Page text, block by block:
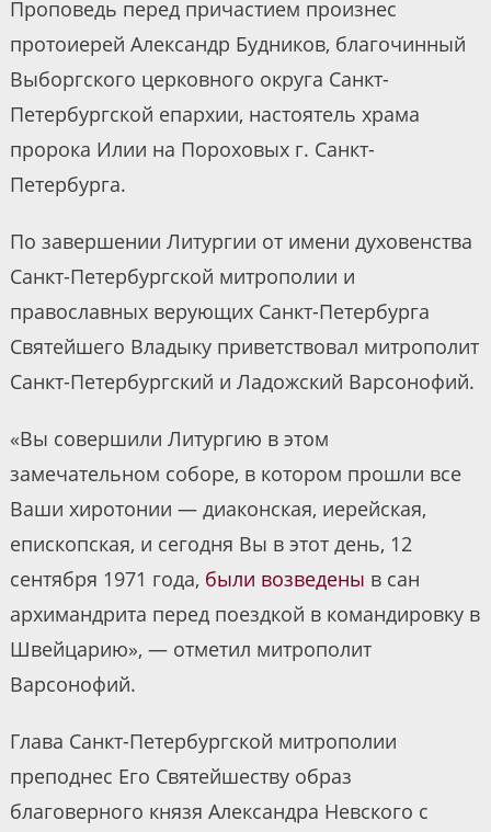
Проповедь перед причастием произнес
протоиерей Александр Будников, благочинный
Выборгского церковного округа Санкт-
Петербургской епархии, настоятель храма
пророка Илии на Пороховых г. Санкт-
Петербурга.
По завершении Литургии от имени духовенства
Санкт-Петербургской митрополии и
православных верующих Санкт-Петербурга
Святейшего Владыку приветствовал митрополит
Санкт-Петербургский и Ладожский Варсонофий.
«Вы совершили Литургию в этом
замечательном соборе, в котором прошли все
Ваши хиротонии — диаконская, иерейская,
епископская, и сегодня Вы в этот день, 12
сентября 1971 года, были возведены в сан
архимандрита перед поездкой в командировку в
Швейцарию», — отметил митрополит
Варсонофий.
Глава Санкт-Петербургской митрополии
преподнес Его Святейшеству образ
благоверного князя Александра Невского с